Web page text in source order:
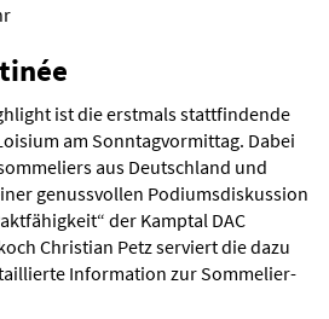
ist die erstmals stattfindende
am Sonntagvormittag. Dabei
aus Deutschland und
genussvollen Podiumsdiskussion
der Kamptal DAC
Christian Petz serviert die dazu
Information zur Sommelier-